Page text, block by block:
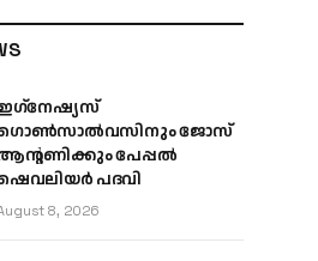
ജോസ്
പേപ്പൽ
പദവി
8, 2026